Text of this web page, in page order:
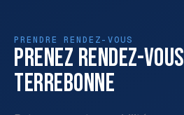
PRENDRE RENDEZ-VOUS
PRENEZ RENDEZ-
TERREBONNE